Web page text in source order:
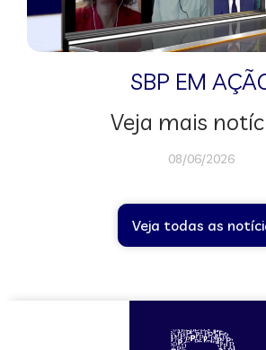
SBP EM
Veja mais
08/06/2026
Veja todas as